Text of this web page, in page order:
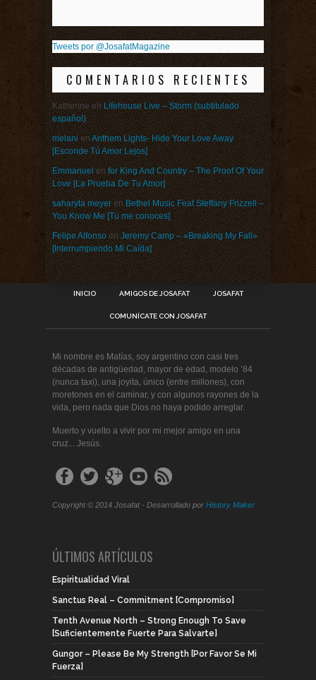
Tweets por @JosafatMagazine
COMENTARIOS RECIENTES
KatherineenLifehouse Live – Storm (subtitulado
español)
melanienAnthem Lights- Hide Your Love Away
[Esconde Tú Amor Lejos]
Emmanuelenfor King And Country – The Proof Of Your
Love [La Prueba De Tu Amor]
saharyta meyerenBethel Music Feat Steffany Frizzell –
You Know Me [Tú me conoces]
Felipe AlfonsoenJeremy Camp – «Breaking My Fall»
[Interrumpiendo Mi Caída]
INICIO AMIGOS DE JOSAFAT JOSAFAT
COMUNÍCATE CON JOSAFAT
Mi nombre es Matías, soy argentino con casi tres
décadas de antigüedad, mayor de edad, modelo ’84
(nunca taxi), una joyita, único (entre millones), con
moretones en el caminar, y con algunos rayones de la
vida, pero nada que Dios no haya podido arreglar.
Muerto y vuelto a vivir por mi mejor amigo en una
cruz... Jesús.
Copyright © 2014 Josafat - Desarrollado por History Maker
ÚLTIMOS ARTÍCULOS
Espiritualidad Viral
Sanctus Real – Commitment [Compromiso]
Tenth Avenue North – Strong Enough To Save
[Suficientemente Fuerte Para Salvarte]
Gungor – Please Be My Strength [Por Favor Se Mi
Fuerza]